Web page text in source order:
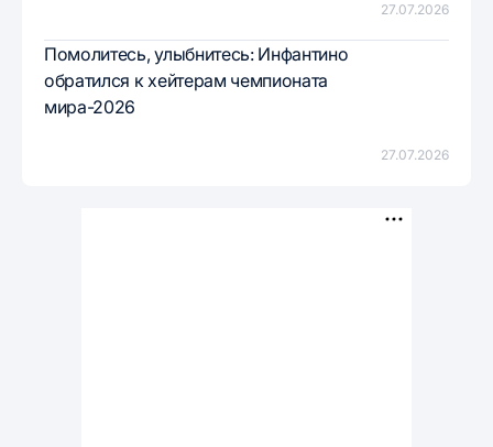
27.07.2026
27.07.2026
Помолитесь, улыбнитесь: Инфантино
обратился к хейтерам чемпионата
мира-2026